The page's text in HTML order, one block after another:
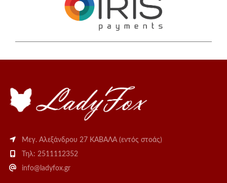
Μεγ. Αλεξάνδρου 27 ΚΑΒΑΛΑ (εντός στοάς)
Τηλ: 2511112352
info@ladyfox.gr